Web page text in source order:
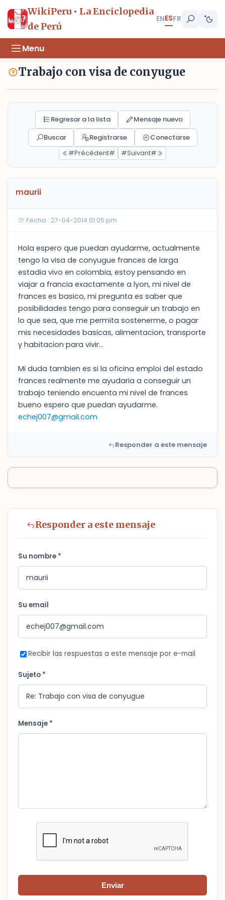
WikiPeru • La Enciclopedia
de Perú
ENESFR
Menu
Trabajo con visa de conyugue
Regresar a la lista
Mensaje nuevo
Buscar
Registrarse
Conectarse
#Précédent#
#Suivant#
maurii
Fecha : 27-04-2014 01:05 pm
Hola espero que puedan ayudarme, actualmente
tengo la visa de conyugue frances de larga
estadia vivo en colombia, estoy pensando en
viajar a francia exactamente a lyon, mi nivel de
frances es basico, mi pregunta es saber que
posibilidades tengo para conseguir un trabajo en
lo que sea, que me permita sostenerme, o pagar
mis necesidades basicas, alimentacion, transporte
y habitacion para vivir...
Mi duda tambien es si la oficina emploi del estado
frances realmente me ayudaria a conseguir un
trabajo teniendo encuenta mi nivel de frances
bueno espero que puedan ayudarme.
echej007@gmail.com
Responder a este mensaje
Responder a este mensaje
Su nombre *
Su email
Recibir las respuestas a este mensaje por e-mail
Sujeto *
Mensaje *
Enviar